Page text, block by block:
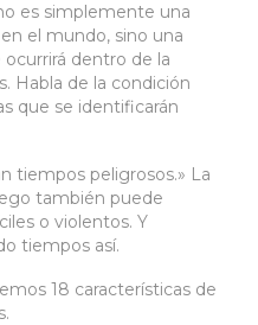
es simplemente una
el mundo, sino una
dentro de la
Habla de la condición
que se identificarán
tiempos peligrosos.» La
también puede
o violentos. Y
tiempos así.
18 características de